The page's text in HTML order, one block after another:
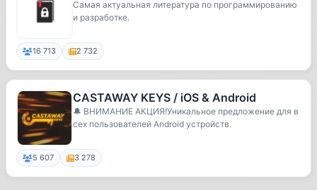
Самая актуальная литература по программированию
и разработке.
16 713 2 732
CASTAWAY KEYS / iOS & Android
🔔 ВНИМАНИЕ АКЦИЯ!Уникальное предложение для в
сех пользователей Android устройств.
5 607 3 278